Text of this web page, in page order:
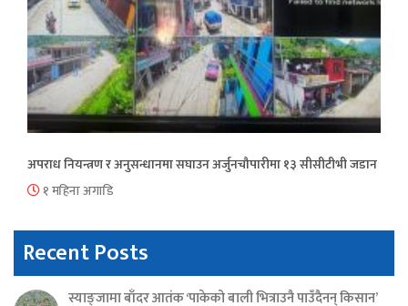
अपराध नियन्त्रण र अनुसन्धानमा सघाउन अर्जुनचौपारीमा १३ सीसीटीभी जडान
१ महिना अगाडि
Recent Posts
स्याङ्जामा बाँदर आतंक ‘पाकेको बाली भित्राउनै पाउँदैनन् किसान’